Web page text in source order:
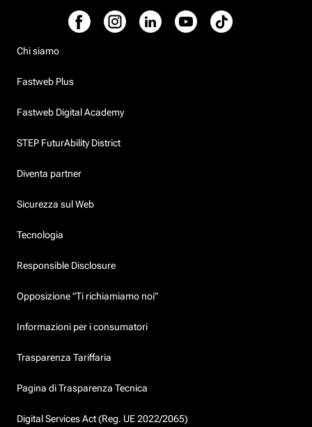
Chi siamo
Fastweb Plus
Fastweb Digital Academy
STEP FuturAbility District
Diventa partner
Sicurezza sul Web
Tecnologia
Responsible Disclosure
Opposizione "Ti richiamiamo noi"
Informazioni per i consumatori
Trasparenza Tariffaria
Pagina di Trasparenza Tecnica
Digital Services Act (Reg. UE 2022/2065)